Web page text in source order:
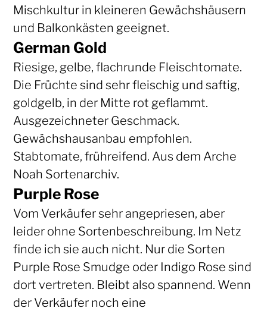
Mischkultur in kleineren Gewächshäusern
und Balkonkästen geeignet.
German Gold
Riesige, gelbe, flachrunde Fleischtomate.
Die Früchte sind sehr fleischig und saftig,
goldgelb, in der Mitte rot geflammt.
Ausgezeichneter Geschmack.
Gewächshausanbau empfohlen.
Stabtomate, frühreifend. Aus dem Arche
Noah Sortenarchiv.
Purple Rose
Vom Verkäufer sehr angepriesen, aber
leider ohne Sortenbeschreibung. Im Netz
finde ich sie auch nicht. Nur die Sorten
Purple Rose Smudge oder Indigo Rose sind
dort vertreten. Bleibt also spannend. Wenn
der Verkäufer noch eine